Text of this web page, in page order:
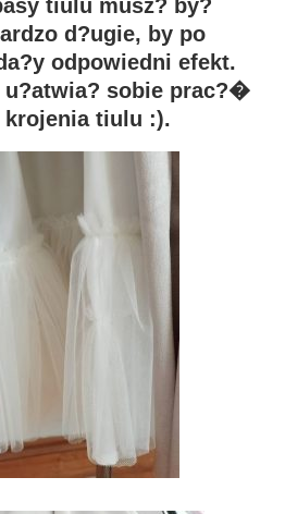
tiulu musz? by?
d?ugie, by po
odpowiedni efekt.
sobie prac?�
krojenia tiulu :).